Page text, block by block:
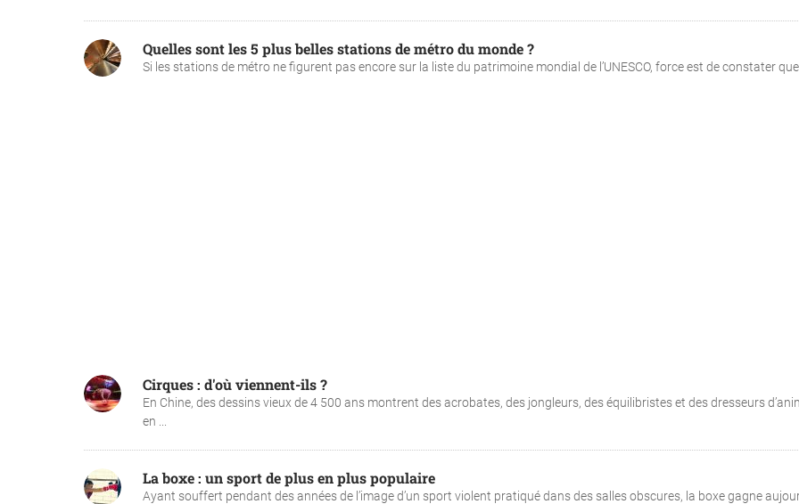
Quelles sont les 5 plus belles stations de métro du monde ?
Si les stations de métro ne figurent pas encore sur la liste du patrimoine mondial de l’UNESCO, force est de constater que
Cirques : d'où viennent-ils ?
En Chine, des dessins vieux de 4 500 ans montrent des acrobates, des jongleurs, des équilibristes et des dresseurs
en ...
La boxe : un sport de plus en plus populaire
Ayant souffert pendant des années de l’image d’un sport violent pratiqué dans des salles obscures, la boxe gagne